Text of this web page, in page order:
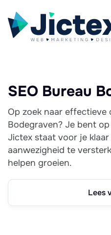
SEO Bureau
Op zoek naar effectieve
Bodegraven? Je bent
Jictex staat voor je
aanwezigheid te
helpen groeien.
Lees